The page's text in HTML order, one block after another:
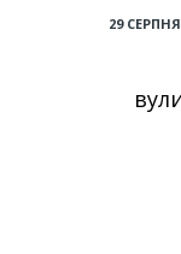
29 СЕРПНЯ